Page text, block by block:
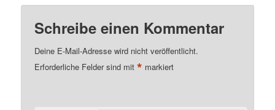
Schreibe einen Kommentar
Deine E-Mail-Adresse wird nicht veröffentlicht.
Erforderliche Felder sind mit* markiert